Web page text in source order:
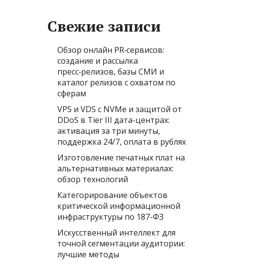
Свежие записи
Обзор онлайн PR‑сервисов:
создание и рассылка
пресс‑релизов, базы СМИ и
каталог релизов с охватом по
сферам
VPS и VDS с NVMe и защитой от
DDoS в Tier III дата-центрах:
активация за три минуты,
поддержка 24/7, оплата в рублях
Изготовление печатных плат на
альтернативных материалах:
обзор технологий
Категорирование объектов
критической информационной
инфраструктуры по 187-ФЗ
Искусственный интеллект для
точной сегментации аудитории:
лучшие методы